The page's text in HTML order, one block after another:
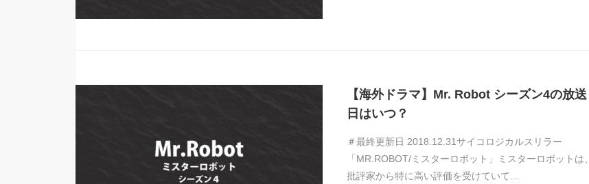
【海外ドラマ】Mr. Robot シーズン4の放送
日はいつ？
＃最終更新日 2018.12.31サイコロジカルスリラー
「MR.ROBOT/ミスターロボット」ミスターロボットは、
批評家から特に高い評価を受けていて…